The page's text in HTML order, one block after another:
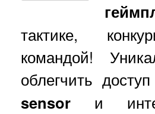
тактике,
командой!
облегчить
sensor и